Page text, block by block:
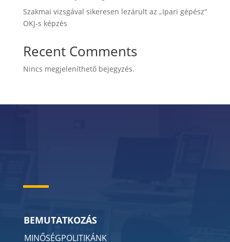
Szakmai vizsgával sikeresen lezárult az „Ipari gépész”
OKJ-s képzés
Recent Comments
Nincs megjeleníthető bejegyzés.
BEMUTATKOZÁS
MINŐSÉGPOLITIKÁNK